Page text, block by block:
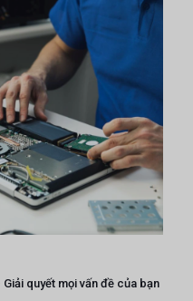
quyết mọi vấn đề của bạn